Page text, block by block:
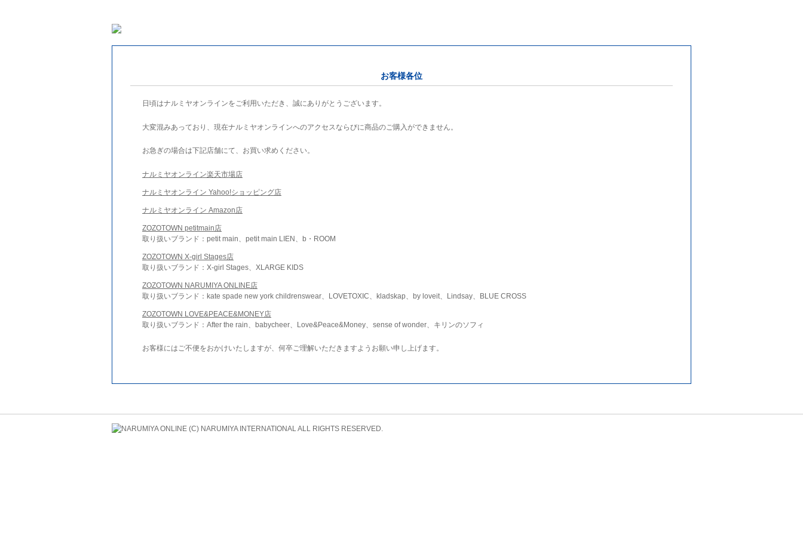
お客様各位
日頃はナルミヤオンラインをご利用いただき、誠にありがとうございます。
大変混みあっており、現在ナルミヤオンラインへのアクセスならびに商品のご購入ができません。
お急ぎの場合は下記店舗にて、お買い求めください。
ナルミヤオンライン楽天市場店
ナルミヤオンライン Yahoo!ショッピング店
ナルミヤオンライン Amazon店
ZOZOTOWN petitmain店
取り扱いブランド：petit main、petit main LIEN、b・ROOM
ZOZOTOWN X-girl Stages店
取り扱いブランド：X-girl Stages、XLARGE KIDS
ZOZOTOWN NARUMIYA ONLINE店
取り扱いブランド：kate spade new york childrenswear、LOVETOXIC、kladskap、by loveit、Lindsay、BLUE CROSS
ZOZOTOWN LOVE&PEACE&MONEY店
取り扱いブランド：After the rain、babycheer、Love&Peace&Money、sense of wonder、キリンのソフィ
お客様にはご不便をおかけいたしますが、何卒ご理解いただきますようお願い申し上げます。